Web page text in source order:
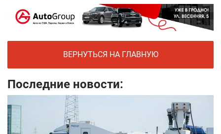
ВЕРНУТЬСЯ НА ГЛАВНУЮ
Последние новости: